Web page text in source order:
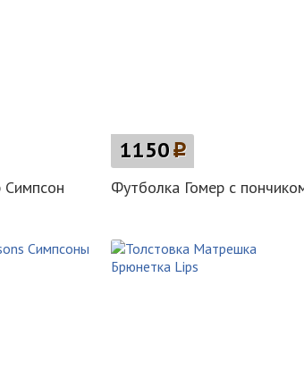
Симпсон
1150p
Футболка Гомер с